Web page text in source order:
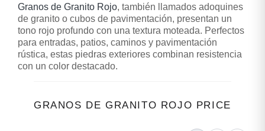
Granos de Granito Rojo, también llamados adoquines
de granito o cubos de pavimentación, presentan un
tono rojo profundo con una textura moteada. Perfectos
para entradas, patios, caminos y pavimentación
rústica, estas piedras exteriores combinan resistencia
con un color destacado.
GRANOS DE GRANITO ROJO PRICE